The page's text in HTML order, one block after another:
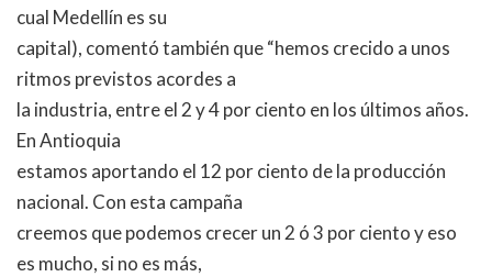
cual Medellín es su
capital), comentó también que “hemos crecido a unos
ritmos previstos acordes a
la industria, entre el 2 y 4 por ciento en los últimos años.
En Antioquia
estamos aportando el 12 por ciento de la producción
nacional. Con esta campaña
creemos que podemos crecer un 2 ó 3 por ciento y eso
es mucho, si no es más,